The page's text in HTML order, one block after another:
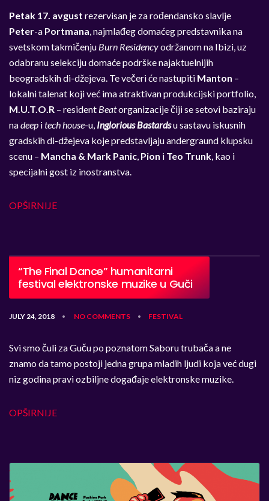
Petak 17. avgust rezervisan je za rođendansko slavlje
Peter-a Portmana , najmlađeg domaćeg predstavnika na
svetskom takmičenju Burn Residencyodržanom na Ibizi, uz
odabranu selekciju domaće podrške najaktuelnijih
beogradskih di-džejeva. Te večeri će nastupiti Manton –
lokalni talenat koji već ima atraktivan produkcijski portfolio,
M.U.T.O.R – resident Beatorganizacije čiji se setovi baziraju
nadeep itech house-u, Inglorious Bastardsu sastavu iskusnih
gradskih di-džejeva koje predstavljaju andergraund klupsku
scenu – Mancha & Mark Panic Pion i Teo Trunk , kao i
specijalni gost iz inostranstva.
OPŠIRNIJE
“The Final Dance” humanitarni
festival elektronske muzike u Guči
JULY 24, 2018 • NO COMMENTS • FESTIVAL
Svi smo čuli za Guču po poznatom Saboru trubača a ne
znamo da tamo postoji jedna grupa mladih ljudi koja već dugi
niz godina pravi ozbiljne događaje elektronske muzike.
OPŠIRNIJE